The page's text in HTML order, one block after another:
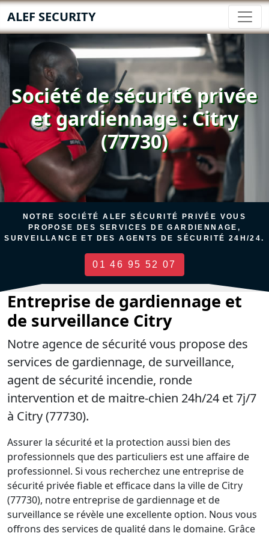
ALEF SECURITY
Société de sécurité privée
et gardiennage : Citry
(77730)
NOTRE SOCIÉTÉ ALEF SÉCURITÉ PRIVÉE VOUS
PROPOSE DES SERVICES DE GARDIENNAGE,
SURVEILLANCE ET DES AGENTS DE SÉCURITÉ 24H/24.
01 46 95 52 07
Entreprise de gardiennage et
de surveillance Citry
Notre agence de sécurité vous propose des
services de gardiennage, de surveillance,
agent de sécurité incendie, ronde
intervention et de maitre-chien 24h/24 et 7j/7
à Citry (77730).
Assurer la sécurité et la protection aussi bien des
professionnels que des particuliers est une affaire de
professionnel. Si vous recherchez une entreprise de
sécurité privée fiable et efficace dans la ville de Citry
(77730), notre entreprise de gardiennage et de
surveillance se révèle une excellente option. Nous vous
offrons des services de qualité dans le domaine. Grâce